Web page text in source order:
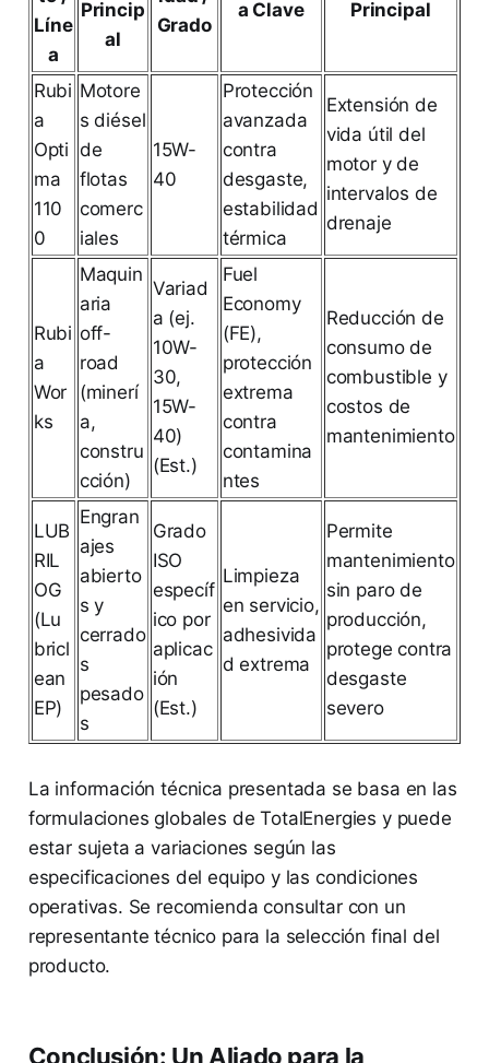
Líne
a
Princip
al
Grado
a Clave Principal
Rubi
a
Opti
ma
110
0
Motore
s diésel
de
flotas
comerc
iales
15W-
40
Protección
avanzada
contra
desgaste,
estabilidad
térmica
Extensión de
vida útil del
motor y de
intervalos de
drenaje
Rubi
a
Wor
ks
Maquin
aria
off-
road
(minerí
a,
constru
cción)
Variad
a (ej.
10W-
30,
15W-
40)
(Est.)
Fuel
Economy
(FE),
protección
extrema
contra
contamina
ntes
Reducción de
consumo de
combustible y
costos de
mantenimiento
LUB
RIL
OG
(Lu
bricl
ean
EP)
Engran
ajes
abierto
s y
cerrado
s
pesado
s
Grado
ISO
específ
ico por
aplicac
ión
(Est.)
Limpieza
en servicio,
adhesivida
d extrema
Permite
mantenimiento
sin paro de
producción,
protege contra
desgaste
severo
La información técnica presentada se basa en las
formulaciones globales de TotalEnergies y puede
estar sujeta a variaciones según las
especificaciones del equipo y las condiciones
operativas. Se recomienda consultar con un
representante técnico para la selección final del
producto.
Conclusión: Un Aliado para la